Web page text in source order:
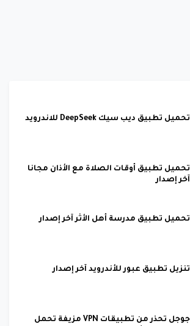
تحميل تطبيق ديب سيك DeepSeek للاندرويد
تحميل تطبيق أوقات الصلاة مع الأذان مجانا
آخر إصدار
تحميل تطبيق مدرسة أهل الأثر آخر إصدار
تنزيل تطبيق عبور للأندرويد آخر إصدار
جوجل تحذر من تطبيقات VPN مزيفة تحمل